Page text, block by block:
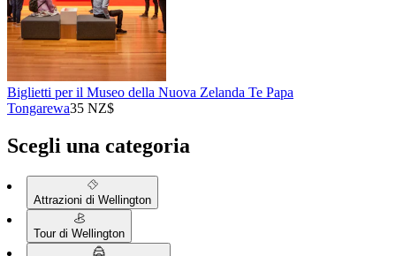
Biglietti per il Museo della Nuova Zelanda Te Papa
Tongarewa35 NZ$
Scegli una categoria
Attrazioni di Wellington
Tour di Wellington